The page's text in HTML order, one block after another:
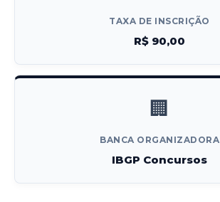
TAXA DE INSCRIÇÃO
R$ 90,00
🏢
BANCA ORGANIZADORA
IBGP Concursos